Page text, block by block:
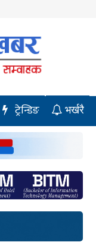
भर्खरै
ट्रेन्डिङ